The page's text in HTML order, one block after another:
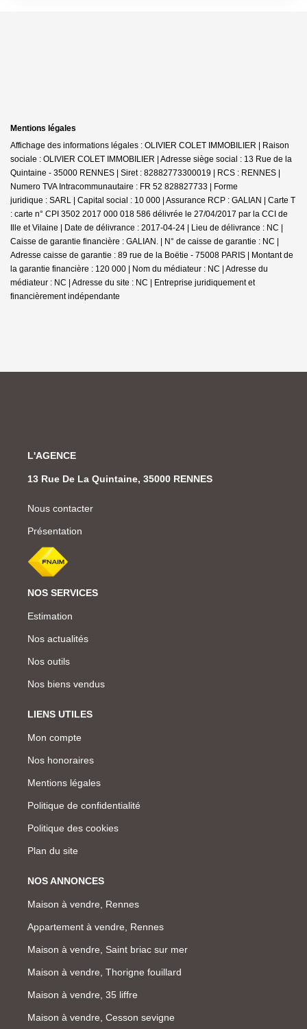
Mentions légales
Affichage des informations légales : OLIVIER COLET IMMOBILIER | Raison
sociale : OLIVIER COLET IMMOBILIER | Adresse siège social : 13 Rue de la
Quintaine - 35000 RENNES | Siret : 82882773300019 | RCS : RENNES |
Numero TVA Intracommunautaire : FR 52 828827733 | Forme
juridique : SARL | Capital social : 10 000 | Assurance RCP : GALIAN | Carte T
: carte n° CPI 3502 2017 000 018 586 délivrée le 27/04/2017 par la CCI de
Ille et Vilaine | Date de délivrance : 2017-04-24 | Lieu de délivrance : NC |
Caisse de garantie financière : GALIAN. | N° de caisse de garantie : NC |
Adresse caisse de garantie : 89 rue de la Boëtie - 75008 PARIS | Montant de
la garantie financière : 120 000 | Nom du médiateur : NC | Adresse du
médiateur : NC | Adresse du site : NC | Entreprise juridiquement et
financièrement indépendante
L'AGENCE
13 Rue De La Quintaine, 35000 RENNES
Nous contacter
Présentation
NOS SERVICES
Estimation
Nos actualités
Nos outils
Nos biens vendus
LIENS UTILES
Mon compte
Nos honoraires
Mentions légales
Politique de confidentialité
Politique des cookies
Plan du site
NOS ANNONCES
Maison à vendre, Rennes
Appartement à vendre, Rennes
Maison à vendre, Saint briac sur mer
Maison à vendre, Thorigne fouillard
Maison à vendre, 35 liffre
Maison à vendre, Cesson sevigne